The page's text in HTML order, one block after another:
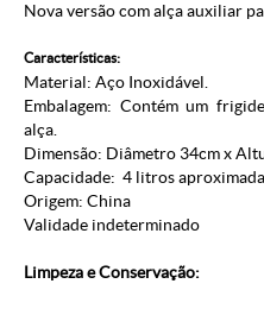
Nova versão com alça auxiliar
Características:
Material: Aço Inoxidável.
Embalagem: Contém um
alça.
Dimensão: Diâmetro 34cm x
Capacidade: 4 litros
Origem: China
Validade indeterminado
Limpeza e Conservação: